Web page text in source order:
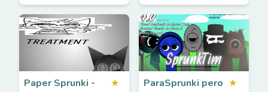
Paper Sprunki -
★
ParaSprunki pero ★